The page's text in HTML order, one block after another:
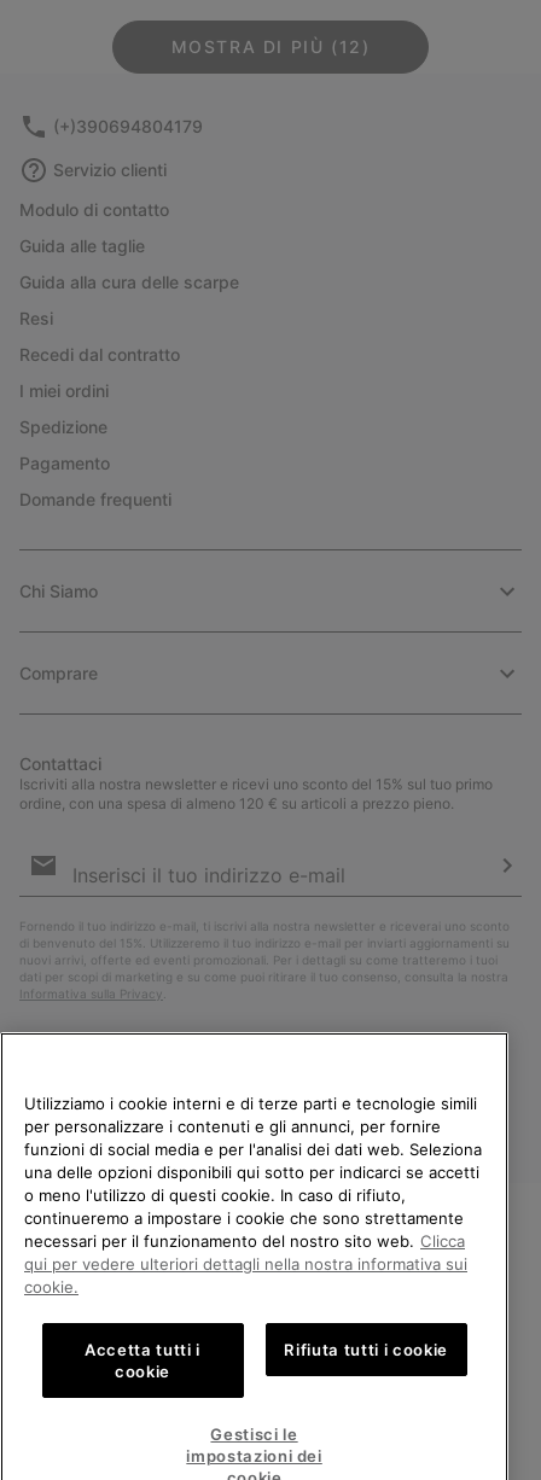
MOSTRA DI PIÙ (12)
(+)390694804179
Servizio clienti
Modulo di contatto
Guida alle taglie
Guida alla cura delle scarpe
Resi
Recedi dal contratto
I miei ordini
Spedizione
Pagamento
Domande frequenti
Chi Siamo
Comprare
Contattaci
Iscriviti alla nostra newsletter e ricevi uno sconto del 15% sul tuo primo
ordine, con una spesa di almeno 120 € su articoli a prezzo pieno.
e-
Fornendo il tuo indirizzo e-mail, ti iscrivi alla nostra newsletter e riceverai uno sconto
di benvenuto del 15%. Utilizzeremo il tuo indirizzo e-mail per inviarti aggiornamenti su
nuovi arrivi, offerte ed eventi promozionali. Per i dettagli su come tratteremo i tuoi
dati per scopi di marketing e su come puoi ritirare il tuo consenso, consulta la nostra
Informativa sulla Privacy
Italia
©2026Columbia Sportswear Company. Avenue des Morgines, 12 1213
Petit-Lancy Switzerland. Tutti i diritti riservati.
Politica sulla privacy Termini di utilizzo
Condizioni Generali di Vendita
Public CBCR
Servizio clienti: Lun. - Ven. 9:00 - 13:00 & 14:00 - 18:00
BENVENUTO/A IN SOREL.
SELEZIONA IL TUO PAESE DI
Shopping online disponibile
Utilizziamo i cookie interni e di terze parti e tecnologie simili
per personalizzare i contenuti e gli annunci, per fornire
funzioni di social media e per l'analisi dei dati web. Seleziona
una delle opzioni disponibili qui sotto per indicarci se accetti
o meno l'utilizzo di questi cookie. In caso di rifiuto,
continueremo a impostare i cookie che sono strettamente
necessari per il funzionamento del nostro sito web. Clicca
qui per vedere ulteriori dettagli nella nostra informativa sui
cookie.
Accetta tutti i
cookie
Rifiuta tutti i cookie
Gestisci le
impostazioni dei